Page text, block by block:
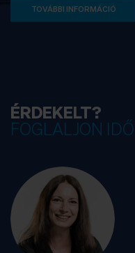
TOVÁBBI INFORMÁCIÓ
ÉRDEKELT?
FOGLALJON